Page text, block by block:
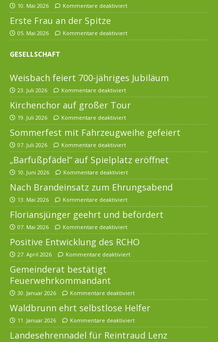
10. Mai 2026 Kommentare deaktiviert
Erste Frau an der Spitze
05. Mai 2026 Kommentare deaktiviert
GESELLSCHAFT
Weisbach feiert 700-jähriges Jubiläum
23. Juli 2026 Kommentare deaktiviert
Kirchenchor auf großer Tour
19. Juli 2026 Kommentare deaktiviert
Sommerfest mit Fahrzeugweihe gefeiert
07. Juli 2026 Kommentare deaktiviert
„Barfußpfädel“ auf Spielplatz eröffnet
10. Juni 2026 Kommentare deaktiviert
Nach Brandeinsatz zum Ehrungsabend
13. Mai 2026 Kommentare deaktiviert
Floriansjünger geehrt und befördert
07. Mai 2026 Kommentare deaktiviert
Positive Entwicklung des RCHO
27. April 2026 Kommentare deaktiviert
Gemeinderat bestätigt
Feuerwehrkommandant
30. Januar 2026 Kommentare deaktiviert
Waldbrunn ehrt selbstlose Helfer
11. Januar 2026 Kommentare deaktiviert
Landesehrennadel für Reintraud Lenz